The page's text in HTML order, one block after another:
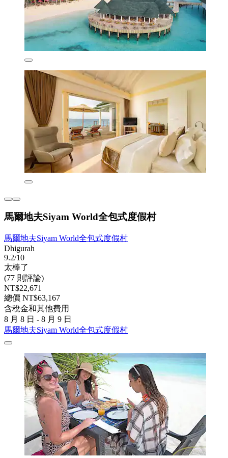
馬爾地夫Siyam World全包式度假村
馬爾地夫Siyam World全包式度假村
Dhigurah
9.2/10
太棒了
(77 則評論)
NT$22,671
總價 NT$63,167
含稅金和其他費用
8 月 8 日 - 8 月 9 日
馬爾地夫Siyam World全包式度假村